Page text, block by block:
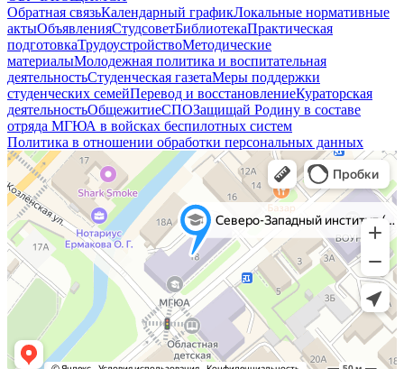
Обратная связьКалендарный графикЛокальные нормативные
актыОбъявленияСтудсоветБиблиотекаПрактическая
подготовкаТрудоустройствоМетодические
материалыМолодежная политика и воспитательная
деятельностьСтуденческая газетаМеры поддержки
студенческих семейПеревод и восстановлениеКураторская
деятельностьОбщежитиеСПОЗащищай Родину в составе
отряда МГЮА в войсках беспилотных систем
Политика в отношении обработки персональных данных